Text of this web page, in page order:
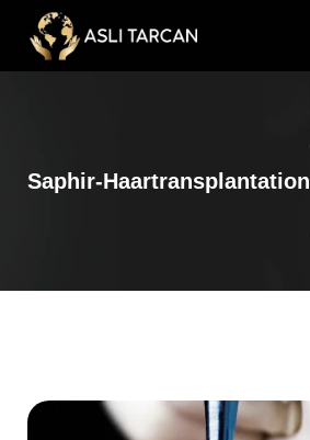
Saphir-Haartransplantation